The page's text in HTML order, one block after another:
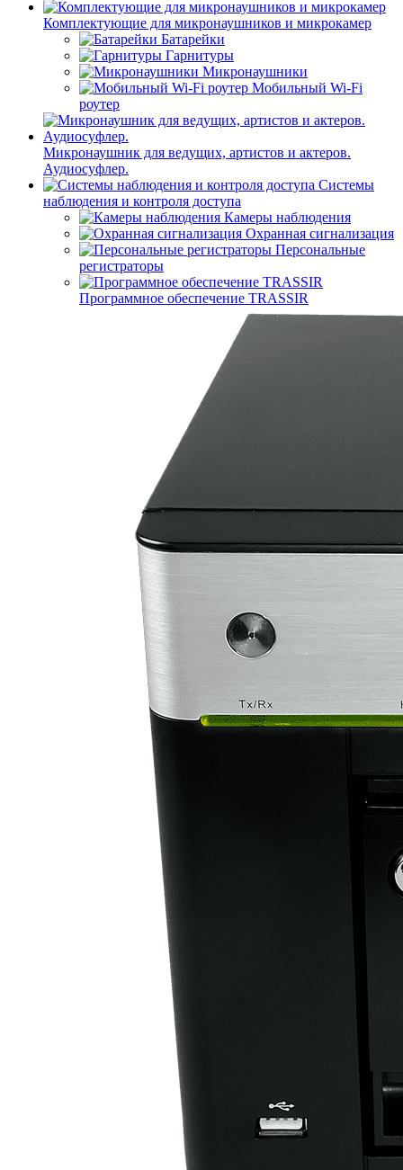
Комплектующие для микронаушников и микрокамер
Батарейки
Гарнитуры
Микронаушники
Мобильный Wi-Fi
роутер
Микронаушник для ведущих, артистов и актеров.
Аудиосуфлер.
Системы
наблюдения и контроля доступа
Камеры наблюдения
Охранная сигнализация
Персональные
регистраторы
Программное обеспечение TRASSIR